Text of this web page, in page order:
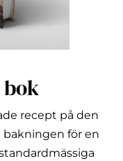
recept på den
för en